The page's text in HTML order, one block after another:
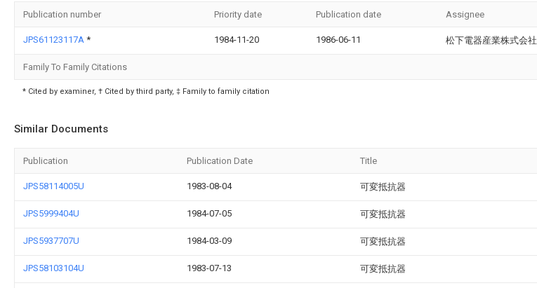
Publication number Priority date Publication date Assignee
JPS61123117A * 1984-11-20 1986-06-11 松下電器産業株式会社
Family To Family Citations
* Cited by examiner, † Cited by third party, ‡ Family to family citation
Similar Documents
Publication Publication Date Title
JPS58114005U 1983-08-04 可変抵抗器
JPS5999404U 1984-07-05 可変抵抗器
JPS5937707U 1984-03-09 可変抵抗器
JPS58103104U 1983-07-13 可変抵抗器